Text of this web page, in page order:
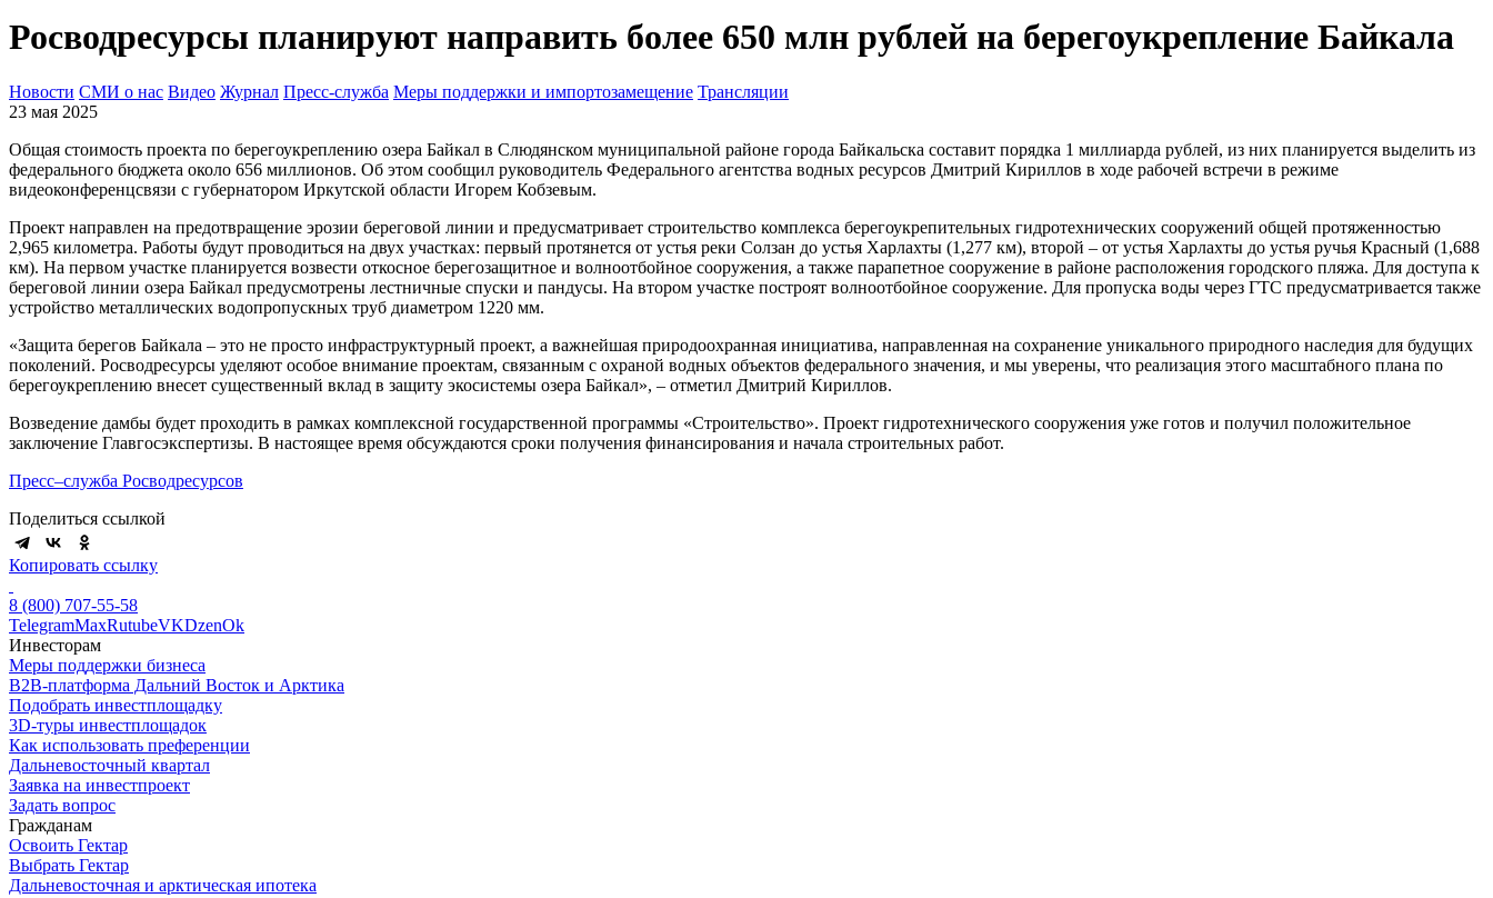
Росводресурсы планируют направить более 650 млн рублей на берегоукрепление Байкала
Новости СМИ о нас Видео Журнал Пресс-служба Меры поддержки и импортозамещение Трансляции
23 мая 2025
Общая стоимость проекта по берегоукреплению озера Байкал в Слюдянском муниципальной районе города Байкальска составит порядка 1 миллиарда рублей, из них планируется выделить из
федерального бюджета около 656 миллионов. Об этом сообщил руководитель Федерального агентства водных ресурсов Дмитрий Кириллов в ходе рабочей встречи в режиме
видеоконференцсвязи с губернатором Иркутской области Игорем Кобзевым.
Проект направлен на предотвращение эрозии береговой линии и предусматривает строительство комплекса берегоукрепительных гидротехнических сооружений общей протяженностью
2,965 километра. Работы будут проводиться на двух участках: первый протянется от устья реки Солзан до устья Харлахты (1,277 км), второй – от устья Харлахты до устья ручья Красный (1,688
км). На первом участке планируется возвести откосное берегозащитное и волноотбойное сооружения, а также парапетное сооружение в районе расположения городского пляжа. Для доступа к
береговой линии озера Байкал предусмотрены лестничные спуски и пандусы. На втором участке построят волноотбойное сооружение. Для пропуска воды через ГТС предусматривается также
устройство металлических водопропускных труб диаметром 1220 мм.
«Защита берегов Байкала – это не просто инфраструктурный проект, а важнейшая природоохранная инициатива, направленная на сохранение уникального природного наследия для будущих
поколений. Росводресурсы уделяют особое внимание проектам, связанным с охраной водных объектов федерального значения, и мы уверены, что реализация этого масштабного плана по
берегоукреплению внесет существенный вклад в защиту экосистемы озера Байкал», – отметил Дмитрий Кириллов.
Возведение дамбы будет проходить в рамках комплексной государственной программы «Строительство». Проект гидротехнического сооружения уже готов и получил положительное
заключение Главгосэкспертизы. В настоящее время обсуждаются сроки получения финансирования и начала строительных работ.
Пресс–служба Росводресурсов
Поделиться ссылкой
Копировать ссылку
8 (800) 707-55-58
TelegramMaxRutubeVKDzenOk
Инвесторам
Меры поддержки бизнеса
B2B-платформа Дальний Восток и Арктика
Подобрать инвестплощадку
3D-туры инвестплощадок
Как использовать преференции
Дальневосточный квартал
Заявка на инвестпроект
Задать вопрос
Гражданам
Освоить Гектар
Выбрать Гектар
Дальневосточная и арктическая ипотека